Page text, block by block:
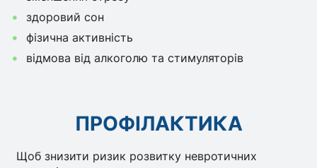
здоровий сон
фізична активність
відмова від алкоголю та стимуляторів
ПРОФІЛАКТИКА
Щоб знизити ризик розвитку невротичних